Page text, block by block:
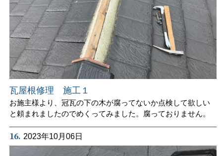
瓦屋根修理 施工１
お施主様より、冠瓦の下の木が腐ってないか点検して欲しい
と頼まれましたのでめくってみました。腐っておりません。
16. 2023年10月06日